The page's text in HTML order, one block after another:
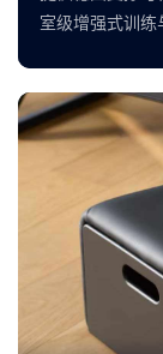
室级增强式训练